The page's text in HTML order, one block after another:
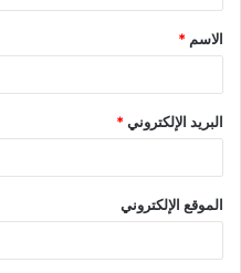
ق
*
الاسم *
البريد الإلكتروني*
الموقع الإلكتروني